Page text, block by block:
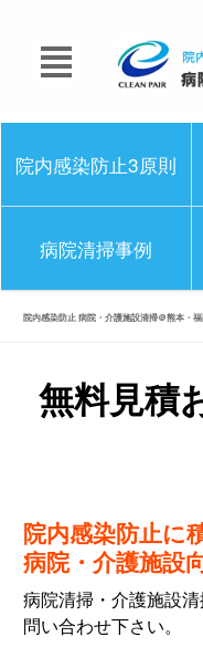
院内感染防止3原則
病院清掃事例
院内感染防止 病院・介護施設清掃＠熊本・
無料見積
院内感染防止に
病院・介護施設
病院清掃・介護施設
問い合わせ下さい。